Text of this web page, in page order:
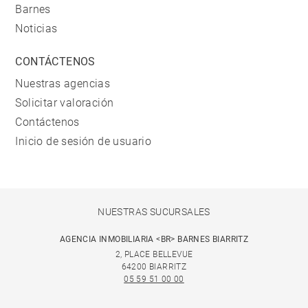
Barnes
Noticias
CONTÁCTENOS
Nuestras agencias
Solicitar valoración
Contáctenos
Inicio de sesión de usuario
NUESTRAS SUCURSALES
AGENCIA INMOBILIARIA <BR> BARNES BIARRITZ
2, PLACE BELLEVUE
64200 BIARRITZ
05 59 51 00 00